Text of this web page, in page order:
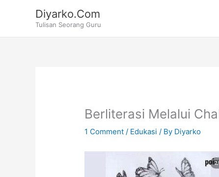
Diyarko.Com
Tulisan Seorang Guru
Berliterasi Melalui
1 Comment / Edukasi / By Diyarko